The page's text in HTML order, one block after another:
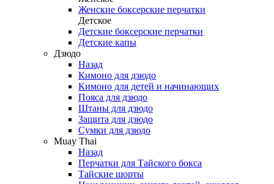
Женские боксерские перчатки
Детское
Детские боксерские перчатки
Детские капы
Дзюдо
Назад
Кимоно для дзюдо
Кимоно для детей и начинающих
Пояса для дзюдо
Штаны для дзюдо
Защита для дзюдо
Сумки для дзюдо
Muay Thai
Назад
Перчатки для Тайского бокса
Тайские шорты